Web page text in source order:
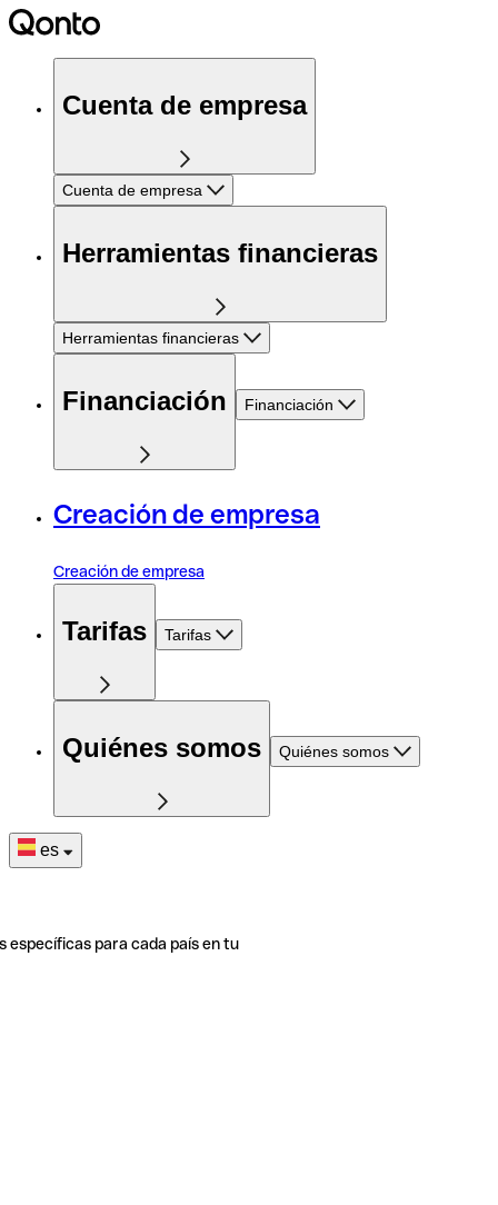
Cuenta de empresa
Cuenta de empresa
Herramientas financieras
Herramientas financieras
Financiación Financiación
Creación de empresa
Creación de empresa
Tarifas Tarifas
Quiénes somos Quiénes somos
es
específicas para cada país en tu